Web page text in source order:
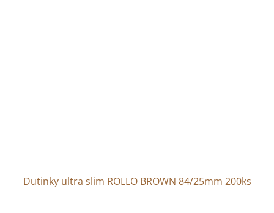
Dutinky ultra slim ROLLO BROWN 84/25mm 200ks